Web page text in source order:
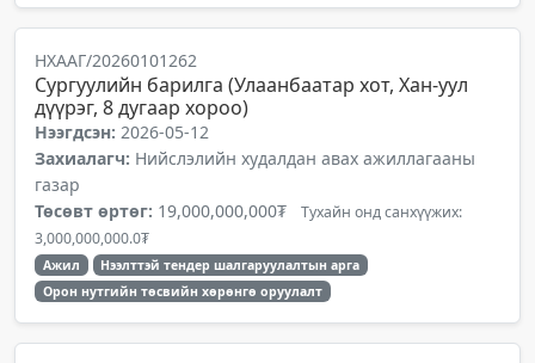
НХААГ/20260101262
Сургуулийн барилга (Улаанбаатар хот, Хан-уул
дүүрэг, 8 дугаар хороо)
Нээгдсэн: 2026-05-12
Захиалагч: Нийслэлийн худалдан авах ажиллагааны
газар
Төсөвт өртөг: 19,000,000,000₮ Тухайн онд санхүүжих:
3,000,000,000.0₮
Ажил
Нээлттэй тендер шалгаруулалтын арга
Орон нутгийн төсвийн хөрөнгө оруулалт